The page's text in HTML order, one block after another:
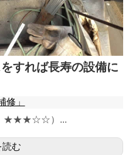
すれば長寿の設備に
修」
：★★★☆☆）...
読む